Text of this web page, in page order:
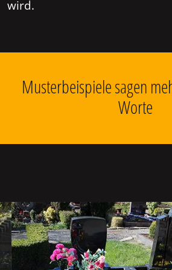
wird.
Musterbeispiele sagen
Worte